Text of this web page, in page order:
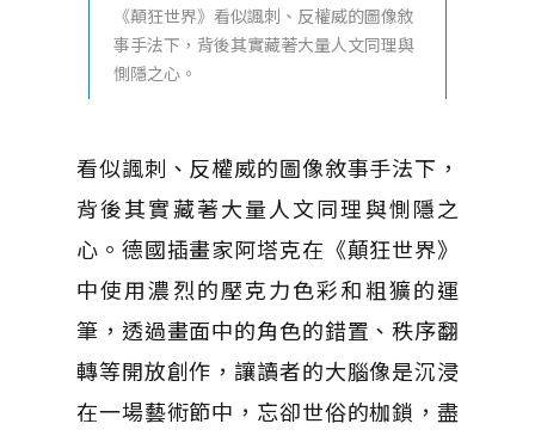
《顛狂世界》看似諷刺、反權威的圖像敘
事手法下，背後其實藏著大量人文同理與
惻隱之心。
看似諷刺、反權威的圖像敘事手法下，
背後其實藏著大量人文同理與惻隱之
心。德國插畫家阿塔克在《顛狂世界》
中使用濃烈的壓克力色彩和粗獷的運
筆，透過畫面中的角色的錯置、秩序翻
轉等開放創作，讓讀者的大腦像是沉浸
在一場藝術節中，忘卻世俗的枷鎖，盡